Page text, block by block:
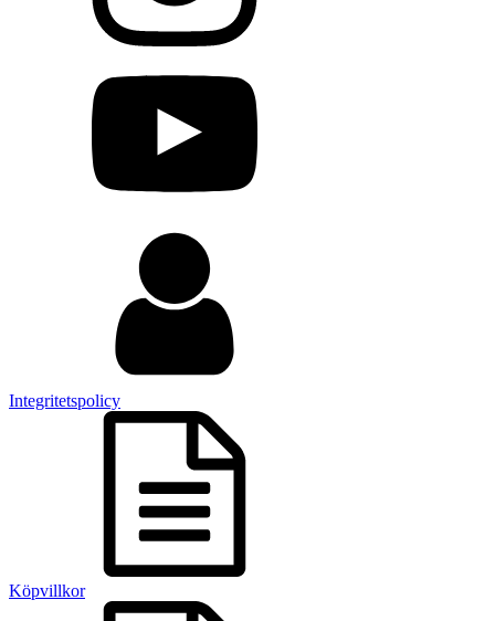
Integritetspolicy
Köpvillkor